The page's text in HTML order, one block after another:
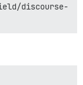
discourse-